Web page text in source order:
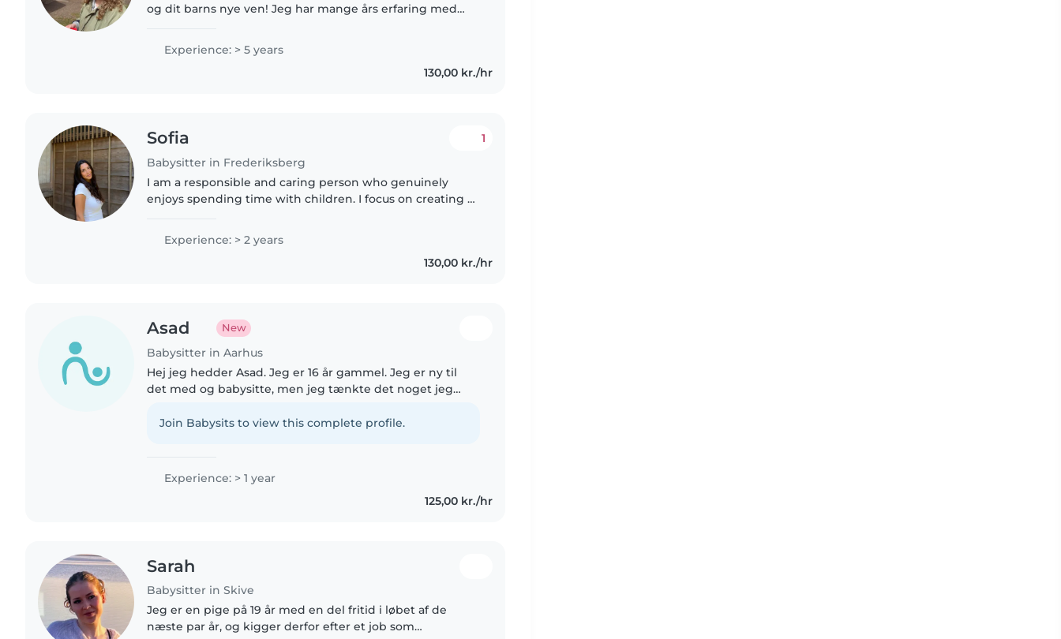
og dit barns nye ven! Jeg har mange års erfaring med
daginstitution,..
Experience: > 5 years
130,00 kr./hr
Sofia
Babysitter in Frederiksberg
1
I am a responsible and caring person who genuinely
enjoys spending time with children. I focus on creating a
comfortable, listened..
Experience: > 2 years
130,00 kr./hr
Asad New
Babysitter in Aarhus
Hej jeg hedder Asad. Jeg er 16 år gammel. Jeg er ny til
det med og babysitte, men jeg tænkte det noget jeg
ham bruger jeg..
Join Babysits to view this complete profile.
Experience: > 1 year
125,00 kr./hr
Sarah
Babysitter in Skive
Jeg er en pige på 19 år med en del fritid i løbet af de
næste par år, og kigger derfor efter et job som